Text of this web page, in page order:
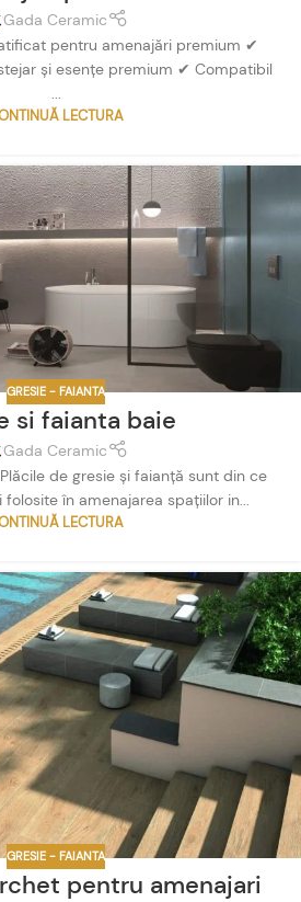
Gada Ceramic
pentru amenajări premium ✔
și esențe premium ✔ Compatibil
...
LECTURA
GRESIE - FAIANTA
si faianta baie
Gada Ceramic
de gresie și faianță sunt din ce
în amenajarea spațiilor in...
LECTURA
GRESIE - FAIANTA
pentru amenajari